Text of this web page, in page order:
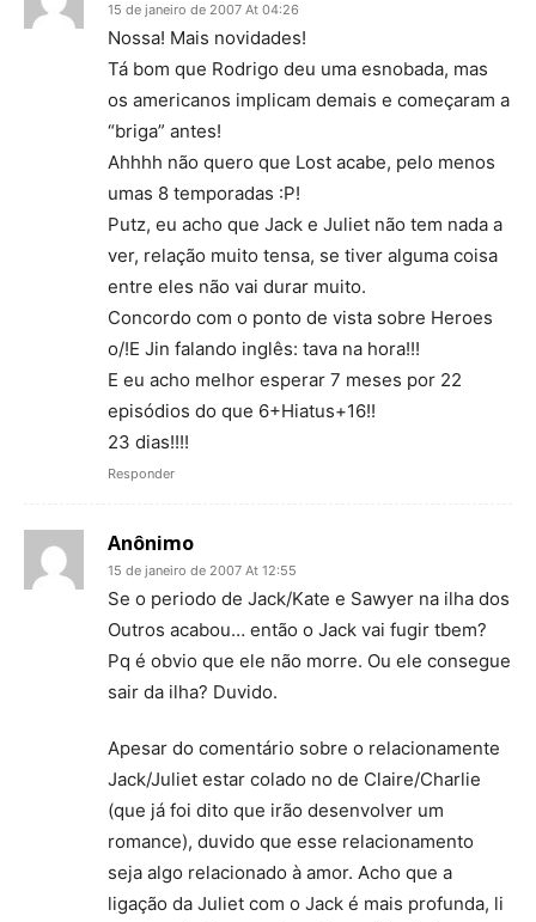
15 de janeiro de 2007 At 04:26
Nossa! Mais novidades!
Tá bom que Rodrigo deu uma esnobada, mas
os americanos implicam demais e começaram a
“briga” antes!
Ahhhh não quero que Lost acabe, pelo menos
umas 8 temporadas :P!
Putz, eu acho que Jack e Juliet não tem nada a
ver, relação muito tensa, se tiver alguma coisa
entre eles não vai durar muito.
Concordo com o ponto de vista sobre Heroes
o/!E Jin falando inglês: tava na hora!!!
E eu acho melhor esperar 7 meses por 22
episódios do que 6+Hiatus+16!!
23 dias!!!!
Responder
Anônimo
15 de janeiro de 2007 At 12:55
Se o periodo de Jack/Kate e Sawyer na ilha dos
Outros acabou… então o Jack vai fugir tbem?
Pq é obvio que ele não morre. Ou ele consegue
sair da ilha? Duvido.
Apesar do comentário sobre o relacionamente
Jack/Juliet estar colado no de Claire/Charlie
(que já foi dito que irão desenvolver um
romance), duvido que esse relacionamento
seja algo relacionado à amor. Acho que a
ligação da Juliet com o Jack é mais profunda, li